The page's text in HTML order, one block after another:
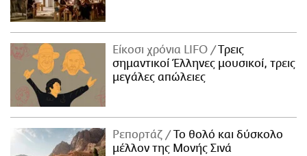
Είκοσι χρόνια LIFO
Tρεις
σημαντικοί Έλληνες μουσικοί, τρεις
μεγάλες απώλειες
Ρεπορτάζ
Το θολό και δύσκολο
μέλλον της Μονής Σινά